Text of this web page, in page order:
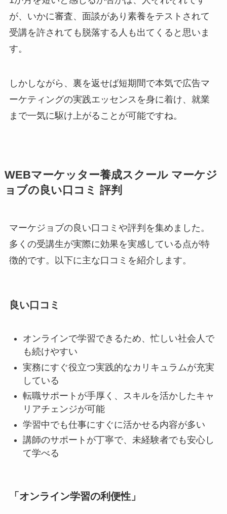
が、いかに審査、面談があり素養をテストされて
受講を許されても脱落する人も出てくると思いま
す。
しかしながら、裏を返せば短期間で本気で広告マ
ーケティングの実践エッセンスを身に着け、就業
まで一気に駆け上がることが可能ですね。
WEBマーケッター養成スクール マーケジ
ョブの良い口コミ 評判
マーケジョブの良い口コミや評判を集めました。
多くの受講生が実際に効果を実感している点が特
徴的です。以下に主な口コミを紹介します。
良い口コミ
オンラインで学習できるため、忙しい社会人で
も続けやすい
実務にすぐ役立つ実践的なカリキュラムが充実
している
転職サポートが手厚く、スキルを活かしたキャ
リアチェンジが可能
学習中でも仕事にすぐに活かせる内容が多い
講師のサポートが丁寧で、未経験者でも安心し
て学べる
「オンライン学習の利便性」